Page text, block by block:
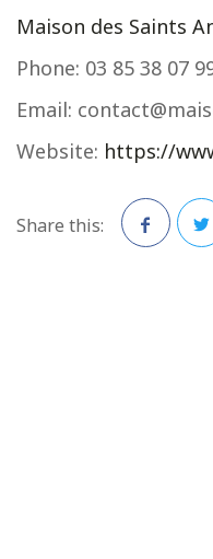
Maison des Saints
Phone: 03 85 38 07
Email:
Website: https://
Share this: